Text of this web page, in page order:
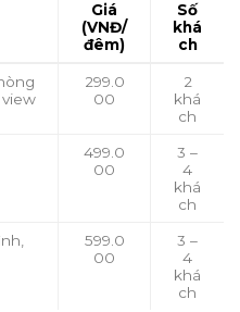
Giá
(VNĐ/
đêm)
Số
khá
ch
299.0
00
2
khá
ch
499.0
00
3 –
4
khá
ch
599.0
00
3 –
4
khá
ch